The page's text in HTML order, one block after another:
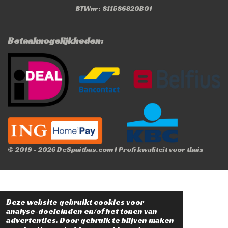
Deze website gebruikt cookies voor
analyse-doeleinden en/of het tonen van
advertenties. Door gebruik te blijven maken
BTWnr: 811586820B01
Betaalmogelijkheden:
© 2019 - 2026 DeSpuitbus.com I Profi kwaliteit voor thuis